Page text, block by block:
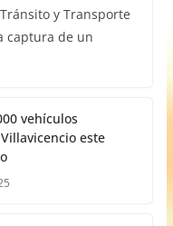
y Transporte
captura de un
vehículos
este